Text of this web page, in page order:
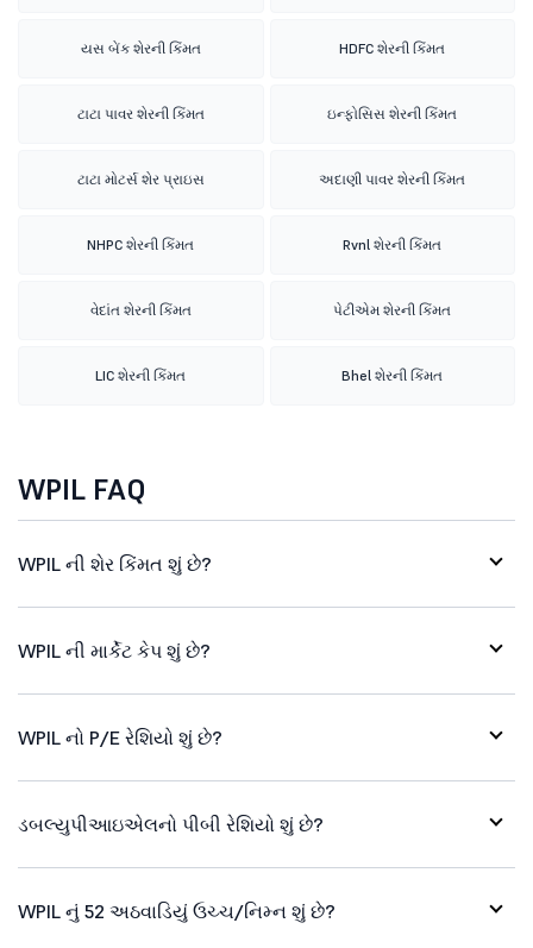
યસ બેંક શેરની કિંમત HDFC શેરની કિંમત
ટાટા પાવર શેરની કિંમત ઇન્ફોસિસ શેરની કિંમત
ટાટા મોટર્સ શેર પ્રાઇસ અદાણી પાવર શેરની કિંમત
NHPC શેરની કિંમત Rvnl શેરની કિંમત
વેદાંત શેરની કિંમત પેટીએમ શેરની કિંમત
LIC શેરની કિંમત Bhel શેરની કિંમત
WPIL FAQ
WPIL ની શેર કિંમત શું છે?
WPIL ની માર્કેટ કેપ શું છે?
WPIL નો P/E રેશિયો શું છે?
ડબલ્યુપીઆઇએલનો પીબી રેશિયો શું છે?
WPIL નું 52 અઠવાડિયું ઉચ્ચ/નિમ્ન શું છે?